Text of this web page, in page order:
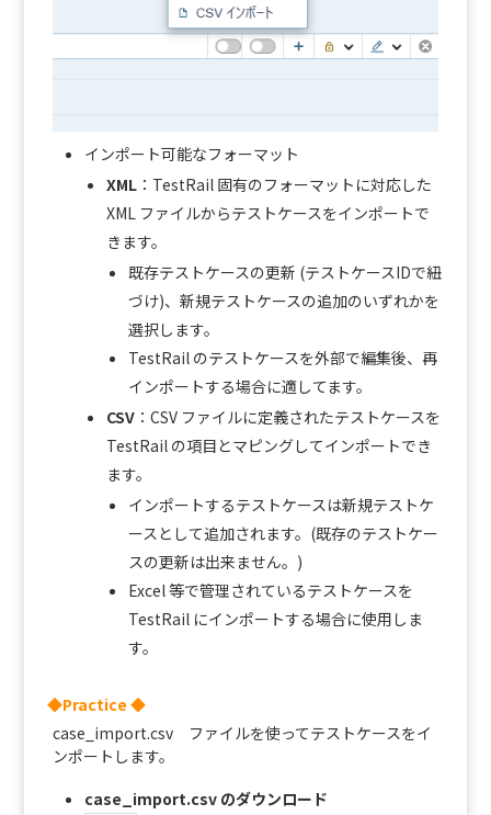
インポート可能なフォーマット
XML：TestRail 固有のフォーマットに対応した
XML ファイルからテストケースをインポートで
きます。
既存テストケースの更新 (テストケースIDで紐
づけ)、新規テストケースの追加のいずれかを
選択します。
TestRail のテストケースを外部で編集後、再
インポートする場合に適してます。
CSV：CSV ファイルに定義されたテストケースを
TestRail の項目とマピングしてインポートでき
ます。
インポートするテストケースは新規テストケ
ースとして追加されます。(既存のテストケー
スの更新は出来ません。)
Excel 等で管理されているテストケースを
TestRail にインポートする場合に使用しま
す。
◆Practice ◆
case_import.csv ファイルを使ってテストケースをイ
ンポートします。
case_import.csv のダウンロード